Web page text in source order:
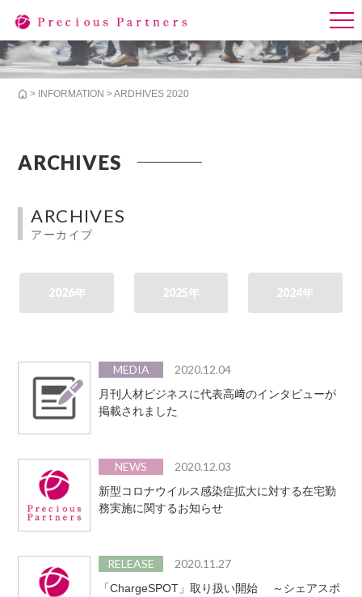
> INFORMATION > ARDHIVES 2020
ARCHIVES
ARCHIVES
アーカイブ
2026年 2025年 2024年
MEDIA 2020.12.04
月刊人材ビジネスに代表高﨑のインタビューが
掲載されました
NEWS 2020.12.03
新型コロナウイルス感染症拡大に対する在宅勤
務実施に関するお知らせ
RELEASE 2020.11.27
「ChargeSPOT」取り扱い開始 ～シェアスポ